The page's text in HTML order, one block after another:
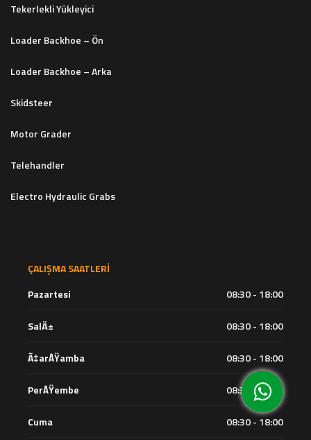
Tekerlekli Yükleyici
Loader Backhoe – Ön
Loader Backhoe – Arka
Skidsteer
Motor Grader
Telehandler
Electro Hydraulic Grabs
ÇALIŞMA SAATLERI
Pazartesi
08:30 - 18:00
SalÄ± 08:30 - 18:00
Ã‡arÅŸamba 08:30 - 18:00
PerÅŸembe 08:30 - 18:00
Cuma 08:30 - 18:00